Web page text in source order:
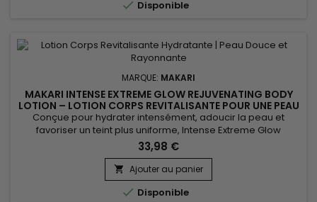
 Disponible
MARQUE: MAKARI
MAKARI INTENSE EXTREME GLOW REJUVENATING BODY
LOTION – LOTION CORPS REVITALISANTE POUR UNE PEAU
DOUCE ET RAYONNANTE
Conçue pour hydrater intensément, adoucir la peau et
favoriser un teint plus uniforme, Intense Extreme Glow
Rejuvenating Body Lotion est une lotion corporelle
nourrissante et revitalisante adaptée aux peaux en manque
d’éclat. Sa formule associe le beurre de karité, les vitamines
C et E, les extraits de réglisse, de racine de mûrier et de
Prunus...
33,98 €
 Ajouter au panier
 Disponible